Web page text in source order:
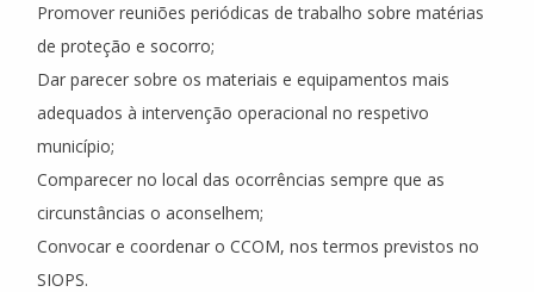
Promover reuniões periódicas de trabalho sobre matérias
de proteção e socorro;
Dar parecer sobre os materiais e equipamentos mais
adequados à intervenção operacional no respetivo
município;
Comparecer no local das ocorrências sempre que as
circunstâncias o aconselhem;
Convocar e coordenar o CCOM, nos termos previstos no
SIOPS.